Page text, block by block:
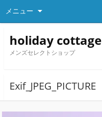
メニュー
holiday cottage
メンズセレクトショップ
Exif_JPEG_PICTURE